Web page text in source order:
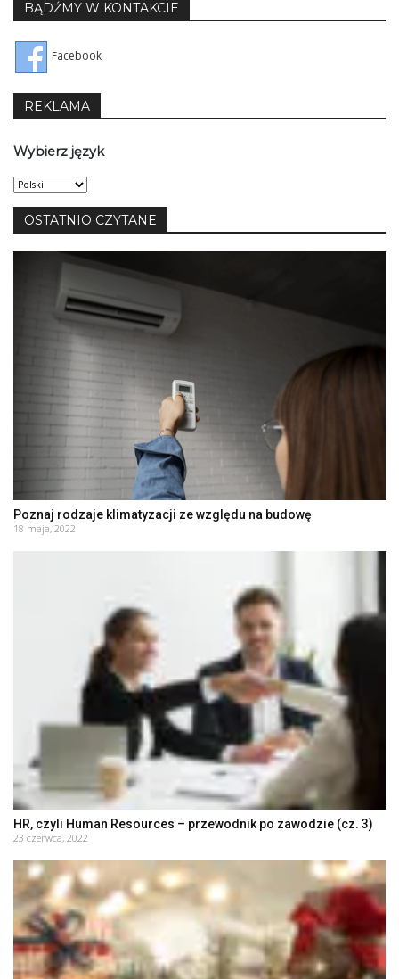
BĄDŹMY W KONTAKCIE
Facebook
REKLAMA
Wybierz język
Wybierz
język
OSTATNIO CZYTANE
Poznaj rodzaje klimatyzacji ze względu na budowę
18 maja, 2022
HR, czyli Human Resources – przewodnik po zawodzie (cz. 3)
23 czerwca, 2022